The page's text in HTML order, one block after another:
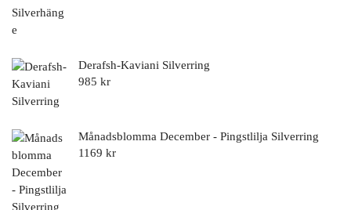
Derafsh-Kaviani Silverring
985 kr
Månadsblomma December - Pingstlilja Silverring
1169 kr